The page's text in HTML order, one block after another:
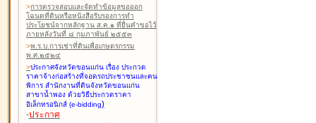
>การตรวจสอบและจัดทำข้อมูลขอออก
โฉนดที่ดินหรือหนังสือรับรองการทำ
ประโยชน์จากหลักฐาน ส.ค.๑ ที่ยื่นคำขอไว้
ภายหลังวันที่ ๘ กุมภาพันธ์ ๒๕๕๓
>พ.ร.บ.การเช่าที่ดินเพื่อเกษตรกรรม
พ.ศ.๒๕๒๔
>ประกาศจังหวัดขอนแก่น เรื่อง ประกวด
ราคาจ้างก่อสร้างที่จอดรถประชาชนและคน
พิการ สำนักงานที่ดินจังหวัดขอนแก่น
สาขาน้ำพอง ด้วยวิธีประกวดราคา
อิเล็กทรอนิกส์ (e-bidding)
-ประกาศ